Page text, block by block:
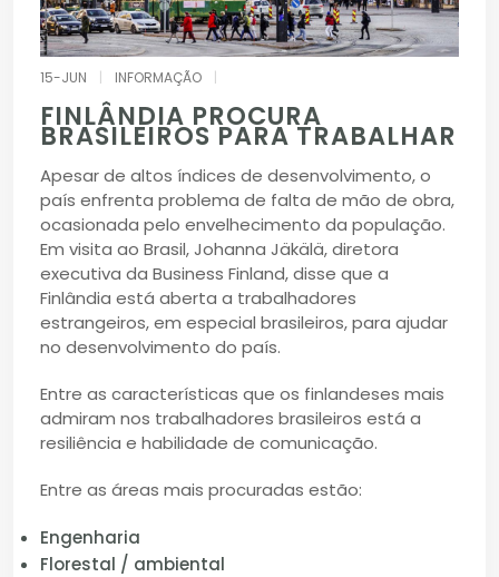
15-JUN INFORMAÇÃO
FINLÂNDIA PROCURA
BRASILEIROS PARA TRABALHAR
Apesar de altos índices de desenvolvimento, o
país enfrenta problema de falta de mão de obra,
ocasionada pelo envelhecimento da população.
Em visita ao Brasil, Johanna Jäkälä, diretora
executiva da Business Finland, disse que a
Finlândia está aberta a trabalhadores
estrangeiros, em especial brasileiros, para ajudar
no desenvolvimento do país.
Entre as características que os finlandeses mais
admiram nos trabalhadores brasileiros está a
resiliência e habilidade de comunicação.
Entre as áreas mais procuradas estão:
Engenharia
Florestal / ambiental